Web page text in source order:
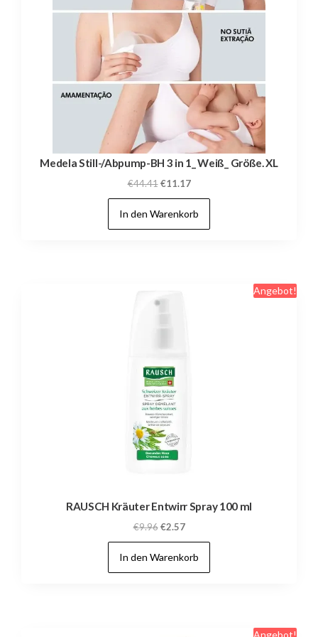
Medela Still-/Abpump-BH 3 in 1_ Weiß_ Größe. XL
€44.41 Ursprünglicher
Preis
war:
€11.17Aktueller
Preis
ist:
In den Warenkorb
Angebot!
RAUSCH Kräuter Entwirr Spray 100 ml
€9.96 Ursprünglicher
Preis
war:
€2.57Aktueller
Preis
ist:
In den Warenkorb